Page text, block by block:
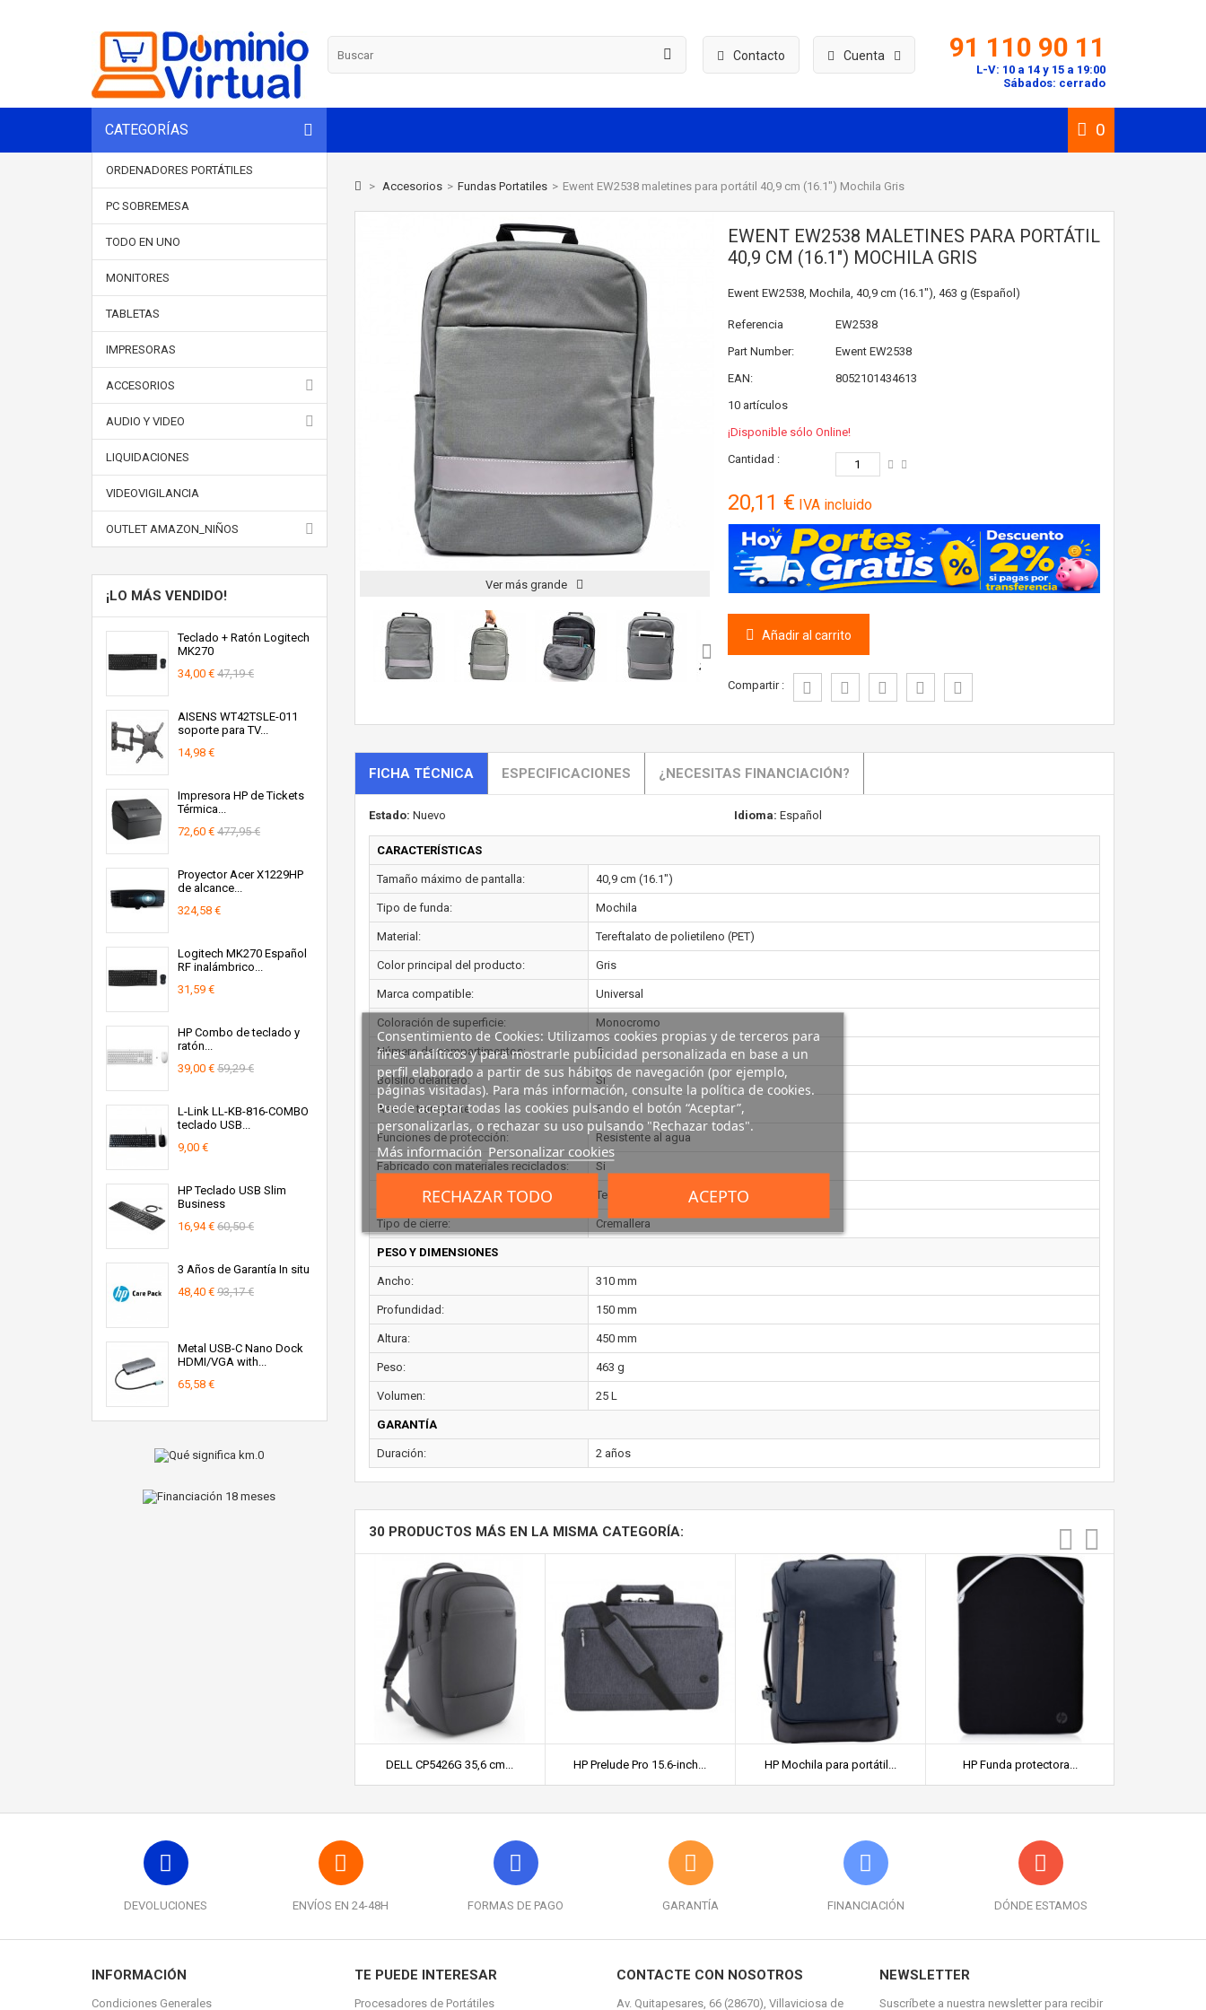
Cuenta
Contacto 91 110 90 11
L-V: 10 a 14 y 15 a 19:00
Sábados: cerrado
CATEGORÍAS 0
ORDENADORES PORTÁTILES
PC SOBREMESA
TODO EN UNO
MONITORES
TABLETAS
IMPRESORAS
ACCESORIOS
AUDIO Y VIDEO
LIQUIDACIONES
VIDEOVIGILANCIA
OUTLET AMAZON_NIÑOS
¡LO MÁS VENDIDO!
Teclado + Ratón Logitech
MK270
34,00 € 47,19 €
AISENS WT42TSLE-011
soporte para TV...
14,98 €
Impresora HP de Tickets
Térmica...
72,60 € 477,95 €
Proyector Acer X1229HP
de alcance...
324,58 €
Logitech MK270 Español
RF inalámbrico...
31,59 €
HP Combo de teclado y
ratón...
39,00 € 59,29 €
L-Link LL-KB-816-COMBO
teclado USB...
9,00 €
HP Teclado USB Slim
Business
16,94 € 60,50 €
3 Años de Garantía In situ
48,40 € 93,17 €
Metal USB-C Nano Dock
HDMI/VGA with...
65,58 €
> Accesorios > Fundas Portatiles > Ewent EW2538 maletines para portátil 40,9 cm (16.1") Mochila Gris
Ver más grande
EWENT EW2538 MALETINES PARA PORTÁTIL
40,9 CM (16.1") MOCHILA GRIS
Ewent EW2538, Mochila, 40,9 cm (16.1"), 463 g (Español)
Referencia
EW2538
Part Number:
Ewent EW2538
EAN:
8052101434613
10 artículos
¡Disponible sólo Online!
Cantidad :
20,11 € IVA incluido
Añadir al carrito
Compartir :
FICHA TÉCNICA ESPECIFICACIONES ¿NECESITAS FINANCIACIÓN?
Estado: Nuevo Idioma: Español
CARACTERÍSTICAS
Tamaño máximo de pantalla: 40,9 cm (16.1")
Tipo de funda: Mochila
Material: Tereftalato de polietileno (PET)
Color principal del producto: Gris
Marca compatible: Universal
Coloración de superficie: Monocromo
Número de compartimentos: 5
Bolsillo delantero: Si
Asa de transporte: Si
Funciones de protección: Resistente al agua
Fabricado con materiales reciclados: Si
Materiales reciclados: Tereftalato de polietileno (PET)
Tipo de cierre: Cremallera
PESO Y DIMENSIONES
Ancho: 310 mm
Profundidad: 150 mm
Altura: 450 mm
Peso: 463 g
Volumen: 25 L
GARANTÍA
Duración: 2 años
30 PRODUCTOS MÁS EN LA MISMA CATEGORÍA:
DELL CP5426G 35,6 cm... HP Prelude Pro 15.6-inch... HP Mochila para portátil... HP Funda protectora...
DEVOLUCIONES ENVÍOS EN 24-48H FORMAS DE PAGO GARANTÍA FINANCIACIÓN DÓNDE ESTAMOS
INFORMACIÓN
Condiciones Generales
TE PUEDE INTERESAR
Procesadores de Portátiles
CONTACTE CON NOSOTROS
Av. Quitapesares, 66 (28670), Villaviciosa de
NEWSLETTER
Suscríbete a nuestra newsletter para recibir
Consentimiento de Cookies: Utilizamos cookies propias y de terceros para
fines analíticos y para mostrarle publicidad personalizada en base a un
perfil elaborado a partir de sus hábitos de navegación (por ejemplo,
páginas visitadas). Para más información, consulte la política de cookies.
Puede aceptar todas las cookies pulsando el botón “Aceptar”,
personalizarlas, o rechazar su uso pulsando "Rechazar todas".
Más información Personalizar cookies
RECHAZAR TODO ACEPTO